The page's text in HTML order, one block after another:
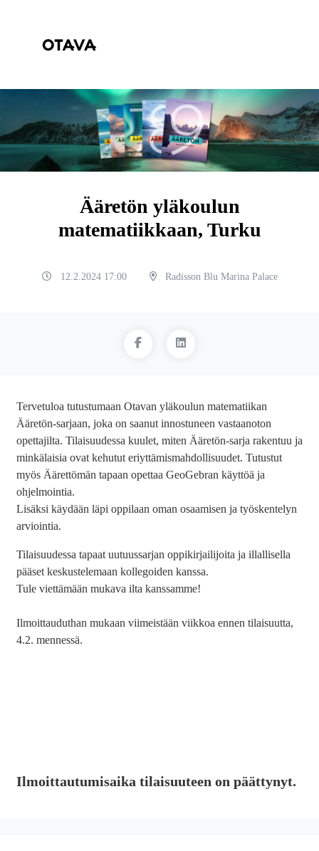
Ääretön yläkoulun
matematiikkaan, Turku
12.2.2024 17:00 Radisson Blu Marina Palace
Tervetuloa tutustumaan Otavan yläkoulun matematiikan
Ääretön-sarjaan, joka on saanut innostuneen vastaanoton
opettajilta. Tilaisuudessa kuulet, miten Ääretön-sarja rakentuu ja
minkälaisia ovat kehutut eriyttämismahdollisuudet. Tutustut
myös Äärettömän tapaan opettaa GeoGebran käyttöä ja
ohjelmointia.
Lisäksi käydään läpi oppilaan oman osaamisen ja työskentelyn
arviointia.
Tilaisuudessa tapaat uutuussarjan oppikirjailijoita ja illallisella
pääset keskustelemaan kollegoiden kanssa.
Tule viettämään mukava ilta kanssamme!
Ilmoittauduthan mukaan viimeistään viikkoa ennen tilaisuutta,
4.2. mennessä.
Ilmoittautumisaika tilaisuuteen on päättynyt.